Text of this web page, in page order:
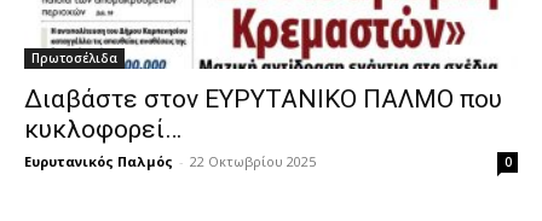
Πρωτοσέλιδα
Διαβάστε στον ΕΥΡΥΤΑΝΙΚΟ ΠΑΛΜΟ που
κυκλοφορεί…
Ευρυτανικός Παλμός - 22 Οκτωβρίου 2025 0